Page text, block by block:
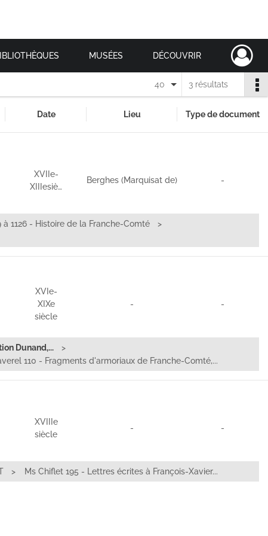
MUSÉES DÉCOUVRIR
3 résultats
40
Date Lieu Type de document
XVIIe-
XIIIesiè…
Berghes (Marquisat de) -
à 1126 - Histoire de la Franche-Comté
XVIe-
XIXe
siècle
- -
Dunand,...
110 - Fragments d'armoriaux de Franche-Comté,...
XVIIIe
siècle
- -
Ms Chiflet 195 - Lettres écrites à François-Xavier...